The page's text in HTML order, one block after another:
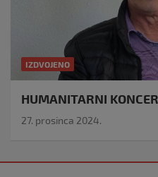
IZDVOJENO
HUMANITARNI
27. prosinca 2024.